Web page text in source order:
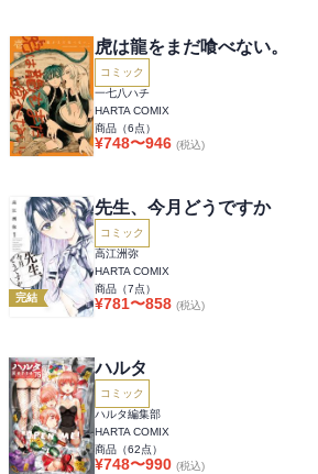
虎は龍をまだ喰べない。
コミック
一七八ハチ
HARTA COMIX
商品（6点）
¥748〜946 (税込)
完結
先生、今月どうですか
コミック
高江洲弥
HARTA COMIX
商品（7点）
¥781〜858 (税込)
ハルタ
コミック
ハルタ編集部
HARTA COMIX
商品（62点）
¥748〜990 (税込)